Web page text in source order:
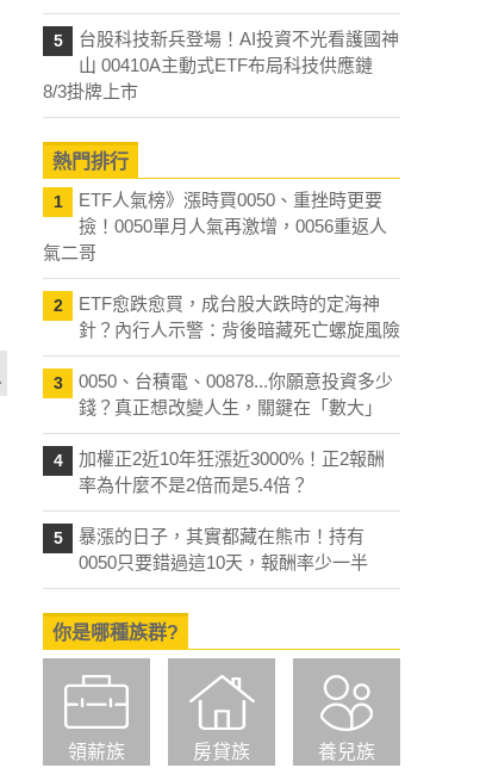
5
台股科技新兵登場！AI投資不光看護國神
山 00410A主動式ETF布局科技供應鏈
8/3掛牌上市
熱門排行
1
ETF人氣榜》漲時買0050、重挫時更要
撿！0050單月人氣再激增，0056重返人
氣二哥
2
ETF愈跌愈買，成台股大跌時的定海神
針？內行人示警：背後暗藏死亡螺旋風險
3
0050、台積電、00878...你願意投資多少
錢？真正想改變人生，關鍵在「數大」
4
加權正2近10年狂漲近3000%！正2報酬
率為什麼不是2倍而是5.4倍？
5
暴漲的日子，其實都藏在熊市！持有
0050只要錯過這10天，報酬率少一半
你是哪種族群?
領薪族 房貸族 養兒族